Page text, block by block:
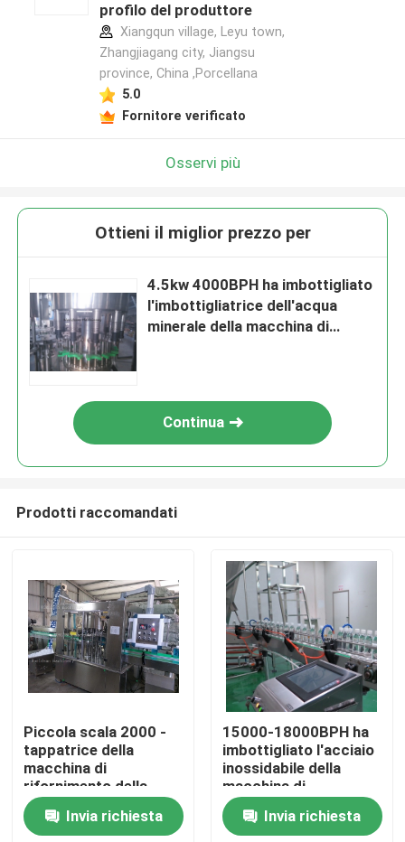
Casa
Chi siamo
Contatti
profilo del produttore
Xiangqun village, Leyu town,
Zhangjiagang city, Jiangsu
province, China ,Porcellana
5.0
Fornitore verificato
Osservi più
Ottieni il miglior prezzo per
4.5kw 4000BPH ha imbottigliato
l'imbottigliatrice dell'acqua
minerale della macchina di
Continua
Prodotti raccomandati
Piccola scala 2000 -
tappatrice della
macchina di
rifornimento della
bevanda di 4000BPH
SUS304Invia richiesta
15000-18000BPH ha
imbottigliato l'acciaio
inossidabile della
macchina di
rifornimento della
bevanda della
Invia richiesta